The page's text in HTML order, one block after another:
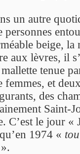
un autre
personnes
beige, la
aux lèvres, il
tenue
femmes, et
des
Saint-
C’est le jour «
1974 «
».